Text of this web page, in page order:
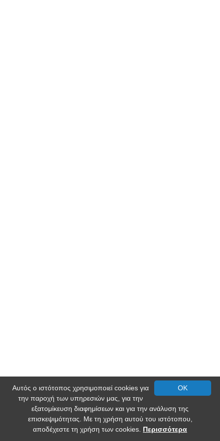
OK
Αυτός ο ιστότοπος χρησιμοποιεί cookies για
την παροχή των υπηρεσιών μας, για την
εξατομίκευση διαφημίσεων και για την ανάλυση της
επισκεψιμότητας. Με τη χρήση αυτού του ιστότοπου,
αποδέχεστε τη χρήση των cookies. Περισσότερα